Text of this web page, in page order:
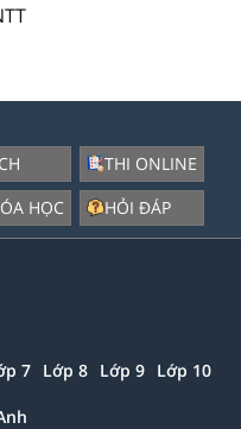
HỌC
THI ONLINE
HỎI ĐÁP
7 Lớp 8 Lớp 9 Lớp 10